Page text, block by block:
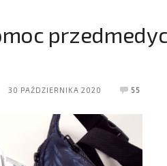
30 PAŹDZIERNIKA 2020 55